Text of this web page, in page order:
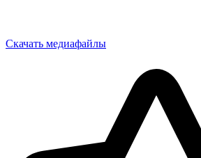
Скачать медиафайлы